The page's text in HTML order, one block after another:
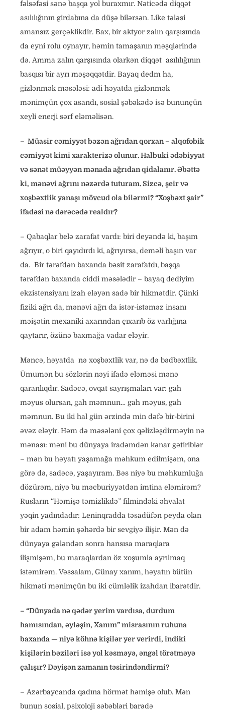
fəlsəfəsi sənə başqa yol buraxmır. Nəticədə diqqət
asılılığının girdabına da düşə bilərsən. Like tələsi
amansız gerçəklikdir. Bax, bir aktyor zalın qarşısında
da eyni rolu oynayır, həmin tamaşanın məşqlərində
də. Amma zalın qarşısında olarkən diqqət asılılığının
basqısı bir ayrı məşəqqətdir. Bayaq dedm ha,
gizlənmək məsələsi: adi həyatda gizlənmək
mənimçün çox asandı, sosial şəbəkədə isə bununçün
xeyli enerji sərf eləməlisən.
– Müasir cəmiyyət bəzən ağrıdan qorxan – alqofobik
cəmiyyət kimi xarakterizə olunur. Halbuki ədəbiyyat
və sənət müəyyən mənada ağrıdan qidalanır. Əbəttə
ki, mənəvi ağrını nəzərdə tuturam. Sizcə, şeir və
xoşbəxtlik yanaşı mövcud ola bilərmi? “Xoşbəxt şair”
ifadəsi nə dərəcədə realdır?
– Qabaqlar belə zarafat vardı: biri deyəndə ki, başım
ağrıyır, o biri qayıdırdı ki, ağrıyırsa, deməli başın var
da. Bir tərəfdən baxanda bəsit zarafatdı, başqa
tərəfdən baxanda ciddi məsələdir – bayaq dediyim
ekzistensiyanı izah eləyən sadə bir hikmətdir. Çünki
fiziki ağrı da, mənəvi ağrı da istər-istəməz insanı
məişətin mexaniki axarından çıxarıb öz varlığına
qaytarır, özünə baxmağa vadar eləyir.
Məncə, həyatda nə xoşbəxtlik var, nə də bədbəxtlik.
Ümumən bu sözlərin nəyi ifadə eləməsi mənə
qaranlıqdır. Sadəcə, ovqat sayrışmaları var: gah
məyus olursan, gah məmnun… gah məyus, gah
məmnun. Bu iki hal gün ərzində min dəfə bir-birini
əvəz eləyir. Həm də məsələni çox qəlizləşdirməyin nə
mənası: məni bu dünyaya iradəmdən kənar gətiriblər
– mən bu həyatı yaşamağa məhkum edilmişəm, ona
görə də, sadəcə, yaşayıram. Bəs niyə bu məhkumluğa
dözürəm, niyə bu məcburiyyətdən imtina eləmirəm?
Rusların “Həmişə təmizlikdə” filmindəki əhvalat
yəqin yadındadır: Leninqradda təsadüfən peyda olan
bir adam həmin şəhərdə bir sevgiyə ilişir. Mən də
dünyaya gələndən sonra hansısa maraqlara
ilişmişəm, bu maraqlardan öz xoşumla ayrılmaq
istəmirəm. Vəssalam, Günay xanım, həyatın bütün
hikməti mənimçün bu iki cümləlik izahdan ibarətdir.
– “Dünyada nə qədər yerim vardısa, durdum
hamısından, əyləşin, Xanım” misrasının ruhuna
baxanda — niyə köhnə kişilər yer verirdi, indiki
kişilərin bəziləri isə yol kəsməyə, əngəl törətməyə
çalışır? Dəyişən zamanın təsirindəndirmi?
– Azərbaycanda qadına hörmət həmişə olub. Mən
bunun sosial, psixoloji səbəbləri barədə